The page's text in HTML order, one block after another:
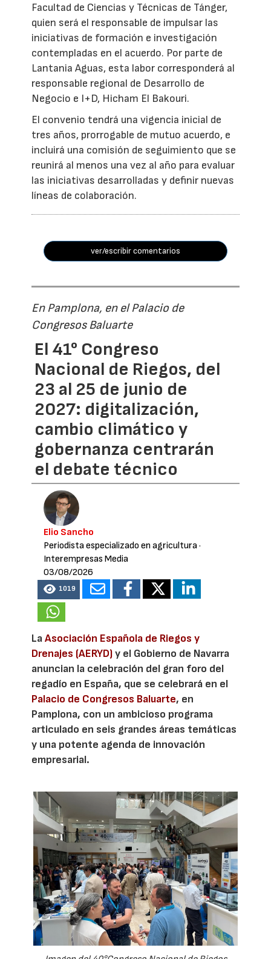
Facultad de Ciencias y Técnicas de Tánger,
quien será el responsable de impulsar las
iniciativas de formación e investigación
contempladas en el acuerdo. Por parte de
Lantania Aguas, esta labor corresponderá al
responsable regional de Desarrollo de
Negocio e I+D, Hicham El Bakouri.
El convenio tendrá una vigencia inicial de
tres años, prorrogable de mutuo acuerdo, e
incluirá una comisión de seguimiento que se
reunirá al menos una vez al año para evaluar
las iniciativas desarrolladas y definir nuevas
líneas de colaboración.
ver/escribir comentarios
En Pamplona, en el Palacio de
Congresos Baluarte
El 41° Congreso
Nacional de Riegos, del
23 al 25 de junio de
2027: digitalización,
cambio climático y
gobernanza centrarán
el debate técnico
Elio Sancho
Periodista especializado en agricultura·
Interempresas Media
03/08/2026
1019
LaAsociación Española de Riegos y
Drenajes (AERYD)y el Gobierno de Navarra
anuncian la celebración del gran foro del
regadío en España, que se celebrará en el
Palacio de Congresos Baluarte, en
Pamplona, con un ambicioso programa
articulado en seis grandes áreas temáticas
y una potente agenda de innovación
empresarial.